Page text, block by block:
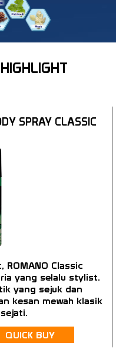
SPRAY CLASSIC
Classic
yang selalu stylist.
yang sejuk dan
kesan mewah klasik
QUICK BUY